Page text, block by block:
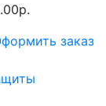
заказ